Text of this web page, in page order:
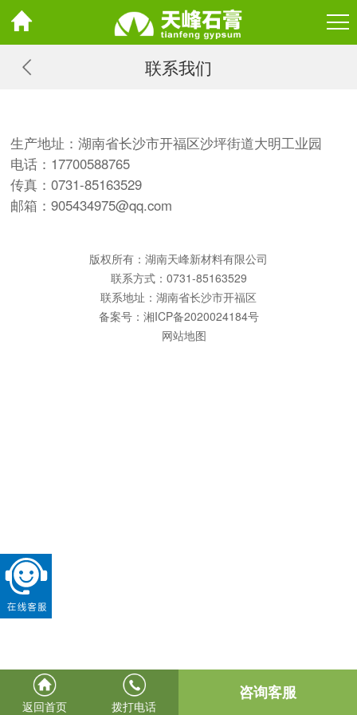
联系我们
生产地址：湖南省长沙市开福区沙坪街道大明工业园
电话：17700588765
传真：0731-85163529
邮箱：905434975@qq.com
版权所有：湖南天峰新材料有限公司
联系方式：0731-85163529
联系地址：湖南省长沙市开福区
备案号： 湘ICP备2020024184号
网站地图
返回首页 拨打电话
咨询客服